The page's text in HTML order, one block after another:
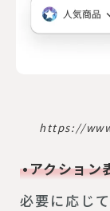
https://
•アクション
必要に応じ